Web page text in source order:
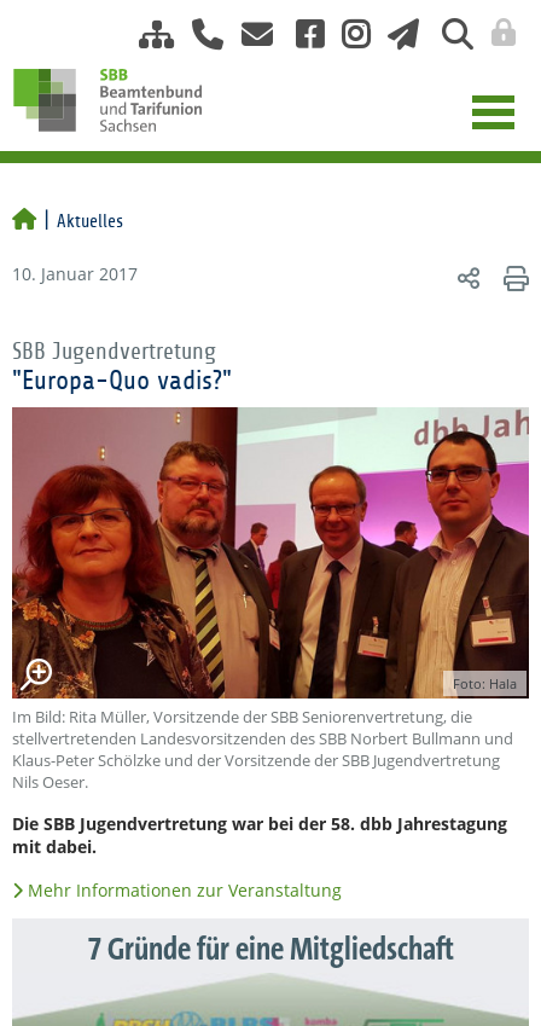
Aktuelles
10. Januar 2017
SBB Jugendvertretung
"Europa-Quo vadis?"
Foto: Hala
Im Bild: Rita Müller, Vorsitzende der SBB Seniorenvertretung, die
stellvertretenden Landesvorsitzenden des SBB Norbert Bullmann und
Klaus-Peter Schölzke und der Vorsitzende der SBB Jugendvertretung
Nils Oeser.
Die SBB Jugendvertretung war bei der 58. dbb Jahrestagung
mit dabei.
Mehr Informationen zur Veranstaltung
7 Gründe für eine Mitgliedschaft